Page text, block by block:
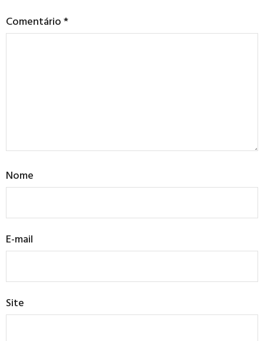
Comentário*
Nome
E-mail
Site